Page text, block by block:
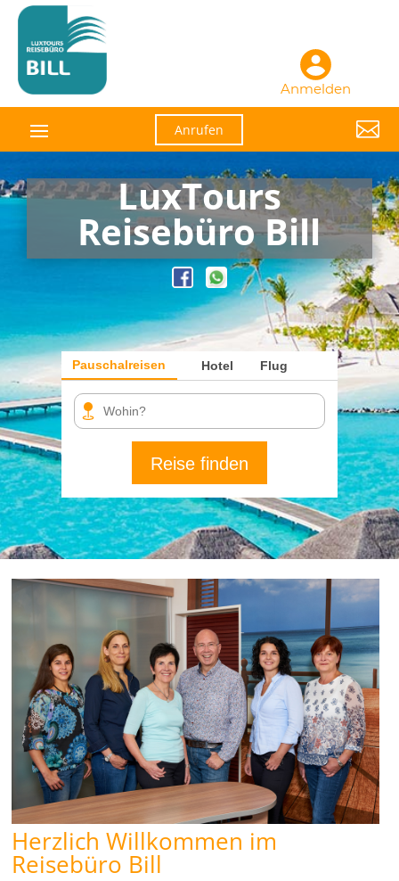
Anmelden
Anrufen 
LuxTours
Reisebüro Bill
Pauschalreisen Hotel Flug
Reise finden
Herzlich Willkommen im
Reisebüro Bill